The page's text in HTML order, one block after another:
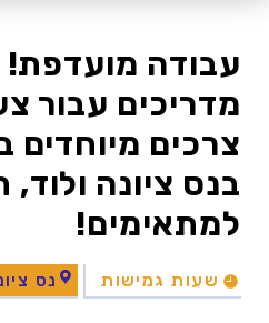
עבודה מועדפת!
מדריכים עבור
צרכים מיוחדים
בנס ציונה ולוד,
למתאימים!
שעות גמישות נס